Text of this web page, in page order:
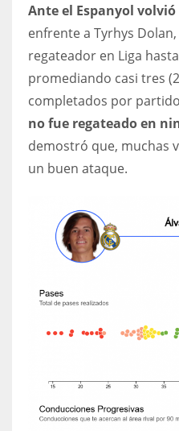
Ante el Espanyol
enfrente a Tyrhys
regateador en Liga
promediando casi tres
completados por
no fue regateado en
demostró que, muchas
un buen ataque.